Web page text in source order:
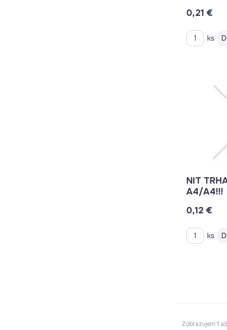
0,21 €
ks
NIT
A4/A4!!!
0,12 €
ks
Zobrazujem 1 až